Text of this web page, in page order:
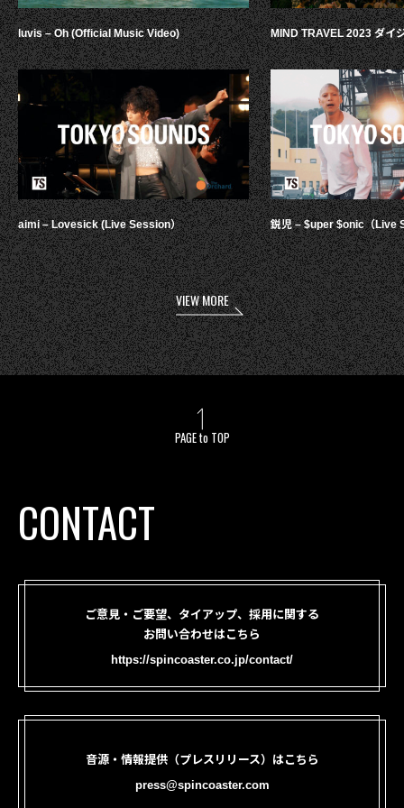
luvis – Oh (Official Music Video)
aimi – Lovesick (Live Session）
MIND TRAVEL 2023 ダイ
鋭児 – $uper $onic（Live
VIEW MORE
PAGE to TOP
CONTACT
ご意見・ご要望、タイアップ、採用に関する
お問い合わせはこちら
https://spincoaster.co.jp/contact/
音源・情報提供（プレスリリース）はこちら
press@spincoaster.com